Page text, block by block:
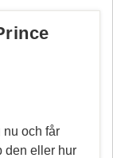
nu och får
den eller hur